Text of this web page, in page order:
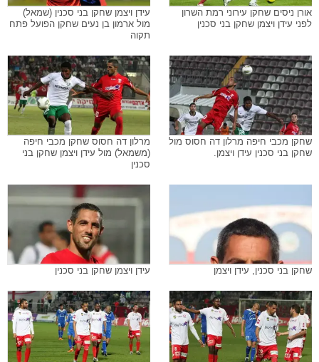
אורן ניסים שחקן עירוני רמת השרון
לפני עידן ויצמן שחקן בני סכנין
עידן ויצמן שחקן בני סכנין (שמאל)
מול ארמון בן נעים שחקן הפועל פתח
תקוה
שחקן מכבי חיפה מרלון דה חסוס מול
שחקן בני סכנין עידן ויצמן.
מרלון דה חסוס שחקן מכבי חיפה
(משמאל) מול עידן ויצמן שחקן בני
סכנין
שחקן בני סכנין, עידן ויצמן עידן ויצמן שחקן בני סכנין